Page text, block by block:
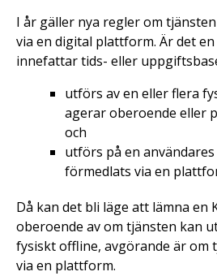
I år gäller nya regler om
via en digital plattform. Är det
innefattar tids- eller
utförs av en eller flera
agerar oberoende eller
och
utförs på en
förmedlats via en
Då kan det bli läge att lämna en
oberoende av om tjänsten kan
fysiskt offline, avgörande är om
via en plattform.